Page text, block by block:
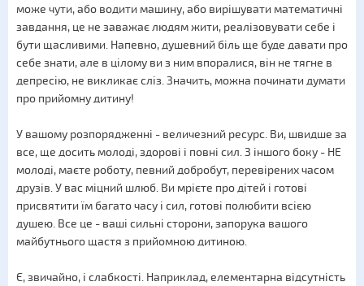
може чути, або водити машину, або вирішувати математичні
завдання, це не заважає людям жити, реалізовувати себе і
бути щасливими. Напевно, душевний біль ще буде давати про
себе знати, але в цілому ви з ним впоралися, він не тягне в
депресію, не викликає сліз. Значить, можна починати думати
про прийомну дитину!
У вашому розпорядженні - величезний ресурс. Ви, швидше за
все, ще досить молоді, здорові і повні сил. З іншого боку - НЕ
молоді, маєте роботу, певний добробут, перевірених часом
друзів. У вас міцний шлюб. Ви мрієте про дітей і готові
присвятити їм багато часу і сил, готові полюбити всією
душею. Все це - ваші сильні сторони, запорука вашого
майбутнього щастя з прийомною дитиною.
Є, звичайно, і слабкості. Наприклад, елементарна відсутність